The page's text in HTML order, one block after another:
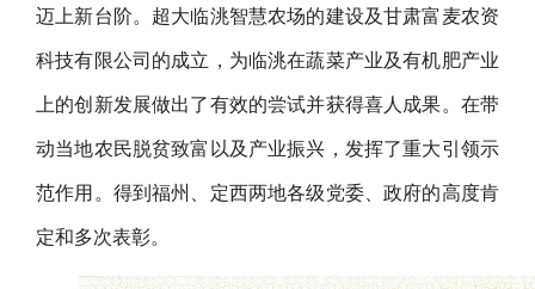
迈上新台阶。超大临洮智慧农场的建设及甘肃富麦农资
科技有限公司的成立，为临洮在蔬菜产业及有机肥产业
上的创新发展做出了有效的尝试并获得喜人成果。在带
动当地农民脱贫致富以及产业振兴，发挥了重大引领示
范作用。得到福州、定西两地各级党委、政府的高度肯
定和多次表彰。